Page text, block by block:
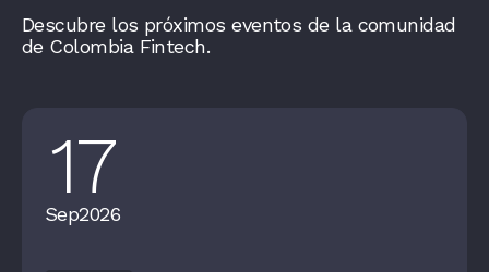
Descubre los próximos eventos de la comunidad
de Colombia Fintech.
17
Sep2026